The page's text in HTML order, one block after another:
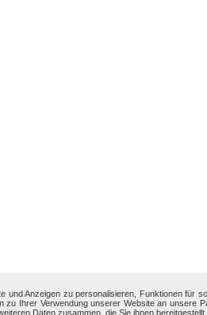
und Anzeigen zu personalisieren, Funktionen für
zu Ihrer Verwendung unserer Website an unsere
Daten zusammen, die Sie ihnen